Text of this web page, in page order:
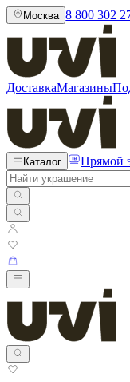
Москва 8 800 302
ДоставкаМагазины
Каталог Прямой